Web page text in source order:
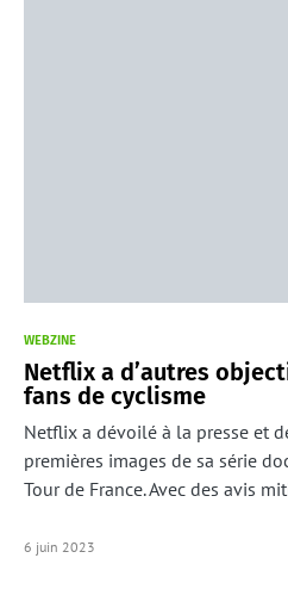
WEBZINE
Netflix a d’autres
fans de cyclisme
Netflix a dévoilé à la presse et
premières images de sa série
Tour de France. Avec des avis
6 juin 2023